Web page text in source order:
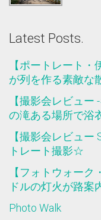
Latest Posts.
【ポートレート
が列を作る素敵な
【撮影会レビュ
の滝ある場所で浴
【撮影会レビュ
トレート撮影☆
【フォトウォー
ドルの灯火が路
Photo Walk